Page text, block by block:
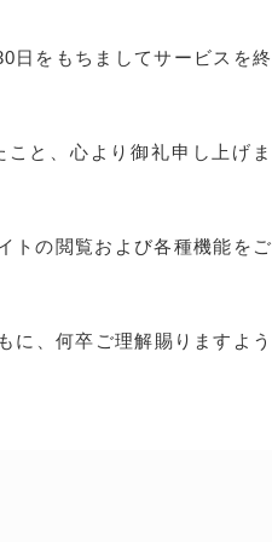
日をもちましてサービスを終
と、心より御礼申し上げま
トの閲覧および各種機能をご
に、何卒ご理解賜りますよう